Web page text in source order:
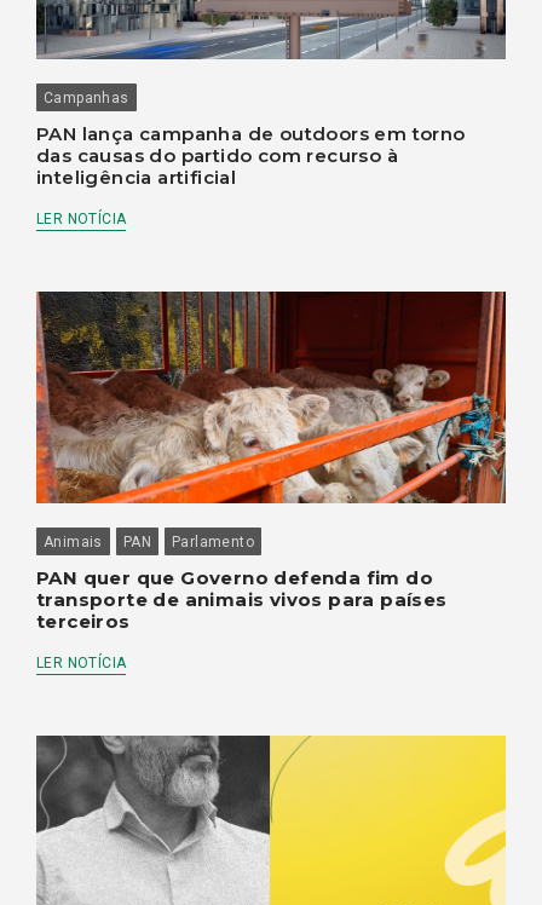
Campanhas
PAN lança campanha de outdoors em torno
das causas do partido com recurso à
inteligência artificial
LER NOTÍCIA
Animais PAN Parlamento
PAN quer que Governo defenda fim do
transporte de animais vivos para países
terceiros
LER NOTÍCIA